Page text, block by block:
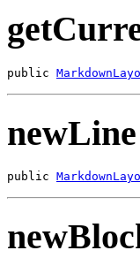
public
newLine
public